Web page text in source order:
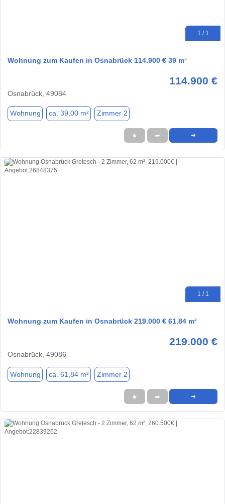
1 / 1
Wohnung zum Kaufen in Osnabrück 114.900 € 39 m²
114.900 €
Osnabrück, 49084
Wohnung ca. 39,00 m² Zimmer 2
★ ➦ ➜
1 / 1
Wohnung zum Kaufen in Osnabrück 219.000 € 61.84 m²
219.000 €
Osnabrück, 49086
Wohnung ca. 61,84 m² Zimmer 2
★ ➦ ➜